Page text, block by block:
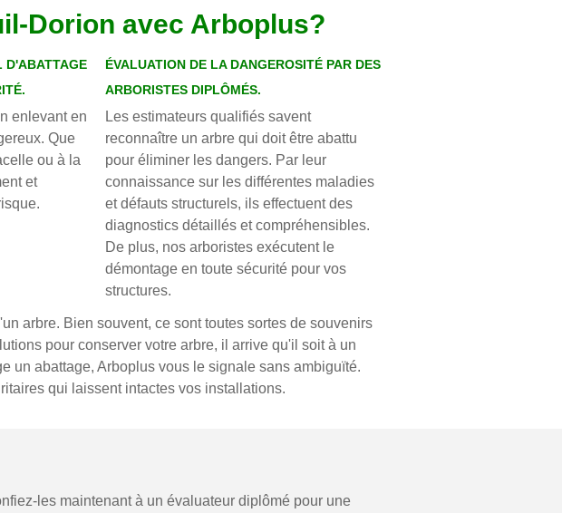
Dorion avec Arboplus?
D'ABATTAGE
enlevant en
Que
ou à la
et
ÉVALUATION DE LA DANGEROSITÉ PAR DES
ARBORISTES DIPLÔMÉS.
Les estimateurs qualifiés savent
reconnaître un arbre qui doit être abattu
pour éliminer les dangers. Par leur
connaissance sur les différentes maladies
et défauts structurels, ils effectuent des
diagnostics détaillés et compréhensibles.
De plus, nos arboristes exécutent le
démontage en toute sécurité pour vos
structures.
arbre. Bien souvent, ce sont toutes sortes de souvenirs
pour conserver votre arbre, il arrive qu'il soit à un
un abattage, Arboplus vous le signale sans ambiguïté.
qui laissent intactes vos installations.
les maintenant à un évaluateur diplômé pour une